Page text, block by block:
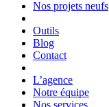
Nos projets neufs
Outils
Blog
Contact
L’agence
Notre équipe
Nos services